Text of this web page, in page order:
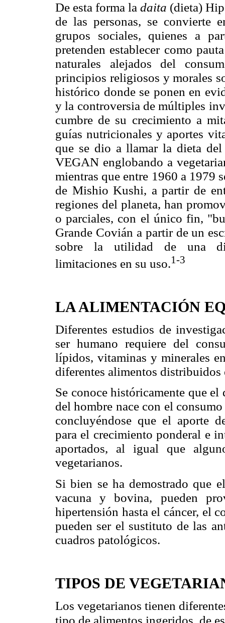
De esta forma ladaita (dieta)
de las personas, se convierte
grupos sociales, quienes a
pretenden establecer como
naturales alejados del
principios religiosos y morales
histórico donde se ponen en
y la controversia de múltiples
cumbre de su crecimiento a
guías nutricionales y aportes
que se dio a llamar la dieta
VEGAN englobando a
mientras que entre 1960 a 1979
de Mishio Kushi, a partir de
regiones del planeta, han
o parciales, con el único fin,
Grande Covián a partir de un
sobre la utilidad de una
limitaciones en su uso.1-3
LA ALIMENTACIÓN
Diferentes estudios de
ser humano requiere del
lípidos, vitaminas y minerales
diferentes alimentos distribuidos
Se conoce históricamente que
del hombre nace con el
concluyéndose que el aporte
para el crecimiento ponderal e
aportados, al igual que
vegetarianos.
Si bien se ha demostrado que
vacuna y bovina, pueden
hipertensión hasta el cáncer, el
pueden ser el sustituto de las
cuadros patológicos.
TIPOS DE
Los vegetarianos tienen
tipo de alimentos ingeridos, de